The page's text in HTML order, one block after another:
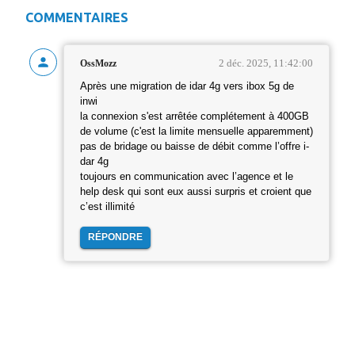
COMMENTAIRES
OssMozz 2 déc. 2025, 11:42:00
Après une migration de idar 4g vers ibox 5g de
inwi
la connexion s'est arrêtée complétement à 400GB
de volume (c'est la limite mensuelle apparemment)
pas de bridage ou baisse de débit comme l’offre i-
dar 4g
toujours en communication avec l’agence et le
help desk qui sont eux aussi surpris et croient que
c’est illimité
RÉPONDRE